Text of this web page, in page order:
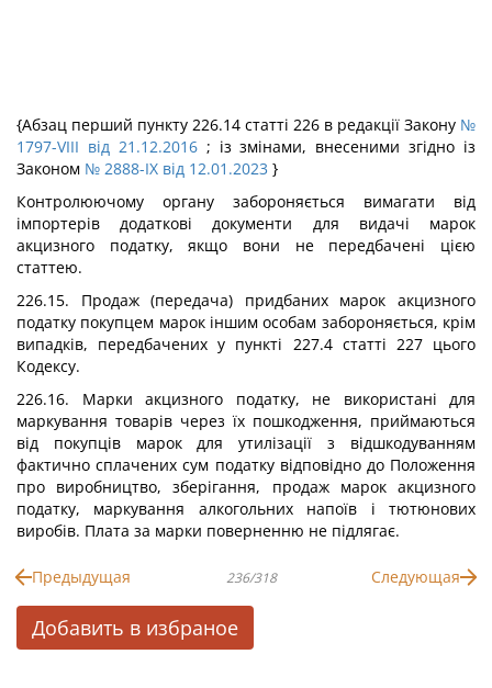
{Абзац перший пункту 226.14 статті 226 в редакції Закону №
1797-VIII від 21.12.2016; із змінами, внесеними згідно із
Законом № 2888-IX від 12.01.2023 }
Контролюючому органу забороняється вимагати від
імпортерів додаткові документи для видачі марок
акцизного податку, якщо вони не передбачені цією
статтею.
226.15. Продаж (передача) придбаних марок акцизного
податку покупцем марок іншим особам забороняється, крім
випадків, передбачених у пункті 227.4 статті 227 цього
Кодексу.
226.16. Марки акцизного податку, не використані для
маркування товарів через їх пошкодження, приймаються
від покупців марок для утилізації з відшкодуванням
фактично сплачених сум податку відповідно до Положення
про виробництво, зберігання, продаж марок акцизного
податку, маркування алкогольних напоїв і тютюнових
виробів. Плата за марки поверненню не підлягає.
Предыдущая 236/318 Следующая
Добавить в избраное